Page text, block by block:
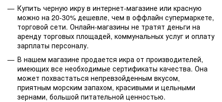
Купить черную икру в интернет-магазине или красную
можно на 20-30% дешевле, чем в оффлайн супермаркете,
торговой сети. Онлайн-магазины не тратят деньги на
аренду торговых площадей, коммунальных услуг и оплату
зарплаты персоналу.
В нашем магазине продается икра от производителей,
имеющих все необходимые сертификаты качества. Она
может похвастаться непревзойденным вкусом,
приятным морским запахом, красивыми и цельными
зернами, большой питательной ценностью.